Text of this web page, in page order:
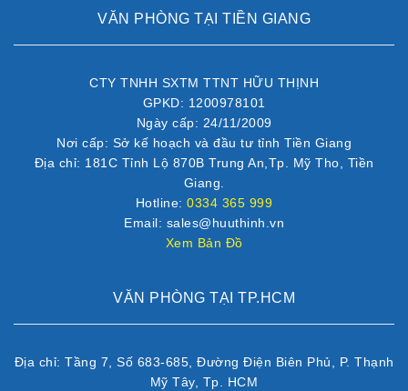
VĂN PHÒNG TẠI TIỀN GIANG
CTY TNHH SXTM TTNT HỮU THỊNH
GPKD: 1200978101
Ngày cấp: 24/11/2009
Nơi cấp: Sở kế hoạch và đầu tư tỉnh Tiền Giang
Địa chỉ: 181C Tỉnh Lộ 870B Trung An,Tp. Mỹ Tho, Tiền
Giang.
Hotline:0334 365 999
Email: sales@huuthinh.vn
Xem Bản Đồ
VĂN PHÒNG TẠI TP.HCM
Địa chỉ: Tầng 7, Số 683-685, Đường Điện Biên Phủ, P. Thạnh
Mỹ Tây, Tp. HCM